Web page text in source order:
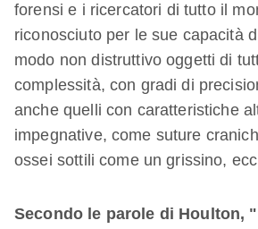
forensi e i ricercatori di tutto il
riconosciuto per le sue capacità
modo non distruttivo oggetti di
complessità, con gradi di
anche quelli con caratteristiche
impegnative, come suture
ossei sottili come un grissino,
Secondo le parole di Houlton,